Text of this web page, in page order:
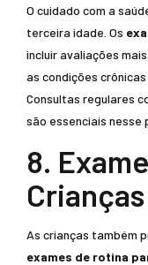
O cuidado com a
terceira idade. Os
incluir avaliações
as condições
Consultas regulares
são essenciais nesse
8.
Crianças
As crianças também
exames de rotina